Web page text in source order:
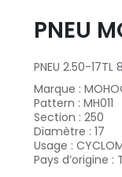
PNEU
PNEU 2.50-17TL
Marque :
Pattern : MH011
Section : 250
Diamètre : 17
Usage :
Pays d’origine :